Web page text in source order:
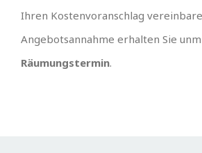
Ihren Kostenvoranschlag
Angebotsannahme erhalten Sie
Räumungstermin.